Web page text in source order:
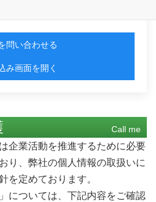
問い合わせる
み画面を開く
Call me
企業活動を推進するために必要
り、弊社の個人情報の取扱いに
を定めております。
については、下記内容をご確認